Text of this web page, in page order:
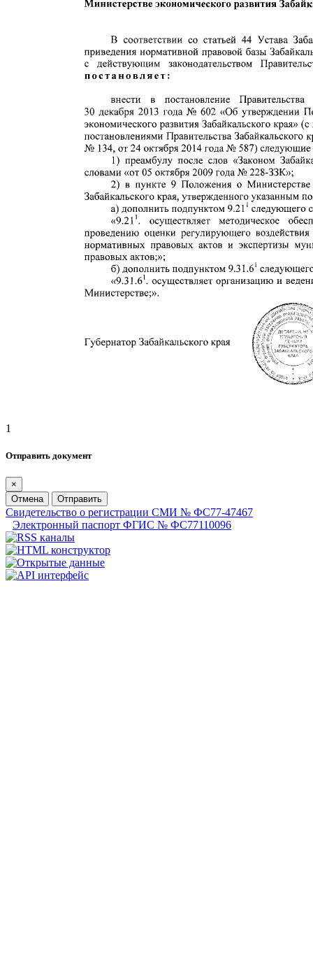
1
Отправить документ
×
Отмена
Отправить
Свидетельство о регистрации СМИ № ФС77-47467
Электронный паспорт ФГИС № ФС77110096